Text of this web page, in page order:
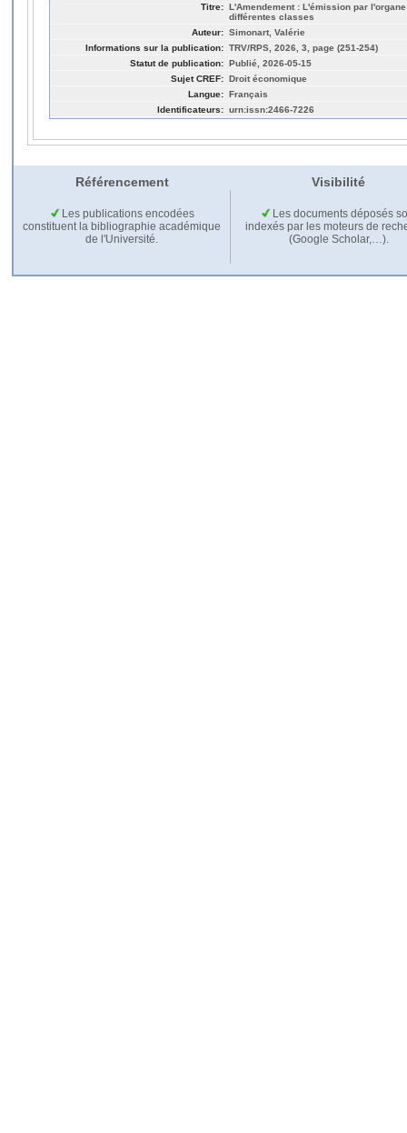
Titre: L'Amendement : L'émission par
différentes classes
Auteur: Simonart, Valérie
Informations sur la publication: TRV/RPS, 2026, 3, page (251-254)
Statut de publication: Publié, 2026-05-15
Sujet CREF: Droit économique
Langue: Français
Identificateurs: urn:issn:2466-7226
Référencement Visibilité
Les publications encodées
constituent la bibliographie académique
de l'Université.
Les documents déposés
indexés par les moteurs de
(Google Scholar,…).